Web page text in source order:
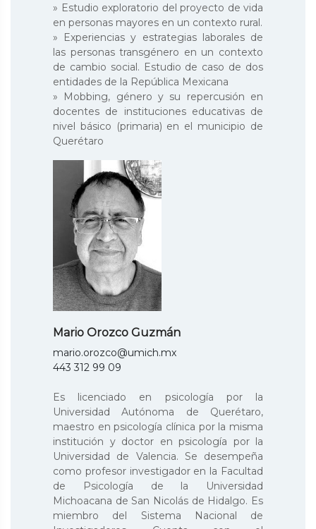
» Estudio exploratorio del proyecto de vida
en personas mayores en un contexto rural.
» Experiencias y estrategias laborales de
las personas transgénero en un contexto
de cambio social. Estudio de caso de dos
entidades de la República Mexicana
» Mobbing, género y su repercusión en
docentes de instituciones educativas de
nivel básico (primaria) en el municipio de
Querétaro
Mario Orozco Guzmán
mario.orozco@umich.mx
443 312 99 09
Es licenciado en psicología por la
Universidad Autónoma de Querétaro,
maestro en psicología clínica por la misma
institución y doctor en psicología por la
Universidad de Valencia. Se desempeña
como profesor investigador en la Facultad
de Psicología de la Universidad
Michoacana de San Nicolás de Hidalgo. Es
miembro del Sistema Nacional de